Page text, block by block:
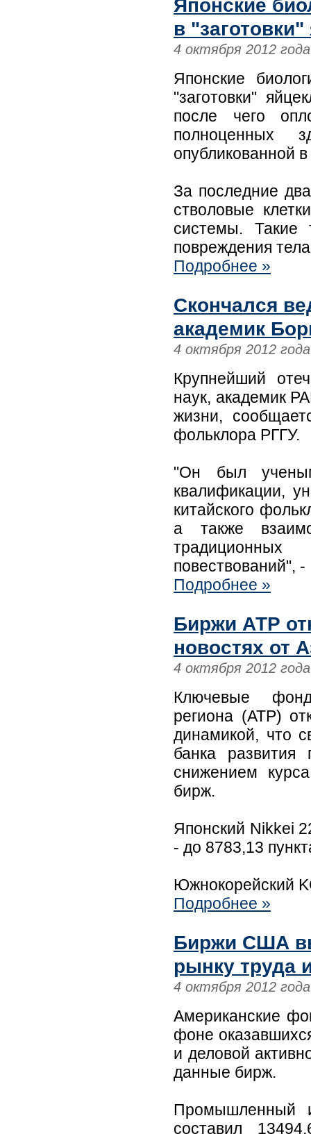
Японские
в "заготовки"
4 октября 2012 года
Японские
"заготовки"
после чего
полноценных
опубликованной
За последние
стволовые
системы. Такие
повреждения
Подробнее »
Скончался
академик
4 октября 2012 года
Крупнейший
наук, академик
жизни,
фольклора РГГУ.
"Он был
квалификации,
китайского
а также
повествований", -
Подробнее »
Биржи АТР
новостях от
4 октября 2012 года
Ключевые
региона (АТР)
динамикой, что
банка
снижением
бирж.
Японский Nikkei
- до 8783,13
Южнокорейский
Подробнее »
Биржи США
рынку труда
4 октября 2012 года
Американские
фоне
и деловой
данные бирж.
Промышленный
составил